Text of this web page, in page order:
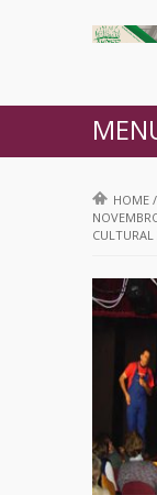
HOME /
CULTURAL